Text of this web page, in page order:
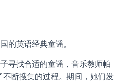
的英语经典童谣。
寻找合适的童谣，音乐教师帕
不断搜集的过程。期间，她们发